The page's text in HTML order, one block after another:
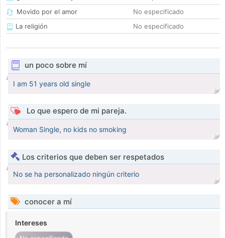
Movido por el amor
No especificado
La religión
No especificado
un poco sobre mí
I am 51 years old single
Lo que espero de mi pareja.
Woman Single, no kids no smoking
Los criterios que deben ser respetados
No se ha personalizado ningún criterio
conocer a mí
Intereses